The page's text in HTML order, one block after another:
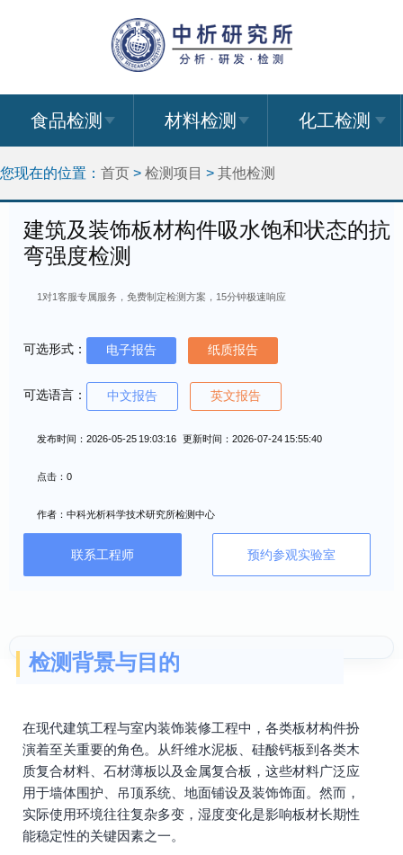
食品检测 材料检测 化工检测
您现在的位置： 首页 > 检测项目 > 其他检测
建筑及装饰板材构件吸水饱和状态的抗
弯强度检测
1对1客服专属服务，免费制定检测方案，15分钟极速响应
可选形式： 电子报告 纸质报告
可选语言： 中文报告 英文报告
发布时间：2026-05-25 19:03:16 更新时间：2026-07-24 15:55:40
点击：0
作者：中科光析科学技术研究所检测中心
联系工程师 预约参观实验室
检测背景与目的
在现代建筑工程与室内装饰装修工程中，各类板材构件扮
演着至关重要的角色。从纤维水泥板、硅酸钙板到各类木
质复合材料、石材薄板以及金属复合板，这些材料广泛应
用于墙体围护、吊顶系统、地面铺设及装饰饰面。然而，
实际使用环境往往复杂多变，湿度变化是影响板材长期性
能稳定性的关键因素之一。